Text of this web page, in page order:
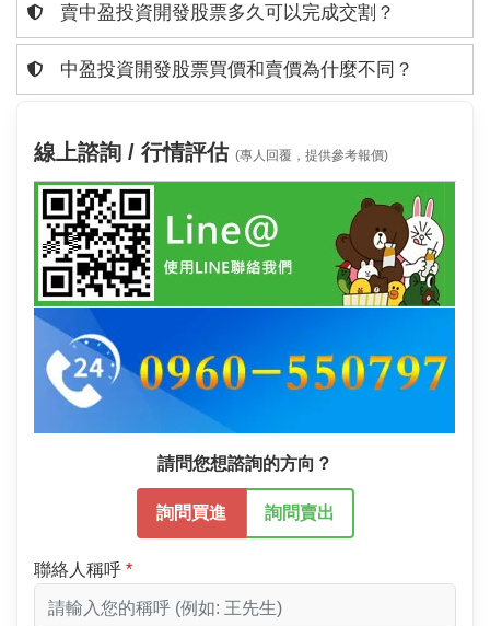
賣中盈投資開發股票多久可以完成交割？
中盈投資開發股票買價和賣價為什麼不同？
線上諮詢 / 行情評估 (專人回覆，提供參考報價)
請問您想諮詢的方向？
詢問買進 詢問賣出
聯絡人稱呼